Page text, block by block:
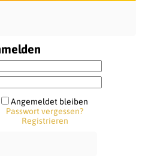
Angemeldet bleiben
Passwort vergessen?
Registrieren